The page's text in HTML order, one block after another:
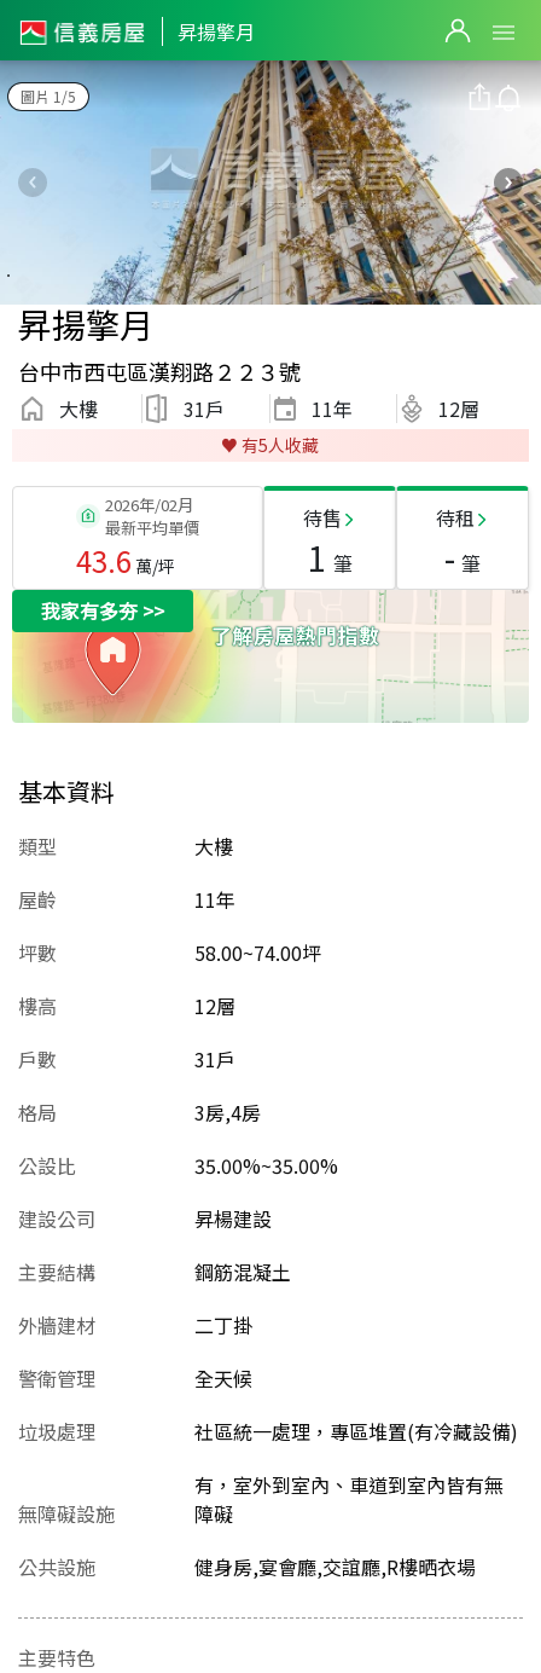
昇揚擎月
圖片 1/5
昇揚擎月
台中市西屯區漢翔路２２３號
大樓 31戶 11年 12層
♥️ 有5人收藏
2026年/02月
最新平均單價
43.6 萬/坪
待售
1 筆
待租
- 筆
我家有多夯>>
基本資料
類型
大樓
屋齡
11年
坪數
58.00~74.00坪
樓高
12層
戶數
31戶
格局
3房,4房
公設比
35.00%~35.00%
建設公司
昇楊建設
主要結構
鋼筋混凝土
外牆建材
二丁掛
警衛管理
全天候
垃圾處理
社區統一處理，專區堆置(有冷藏設備)
無障礙設施
有，室外到室內、車道到室內皆有無
障礙
公共設施
健身房,宴會廳,交誼廳,R樓晒衣場
主要特色